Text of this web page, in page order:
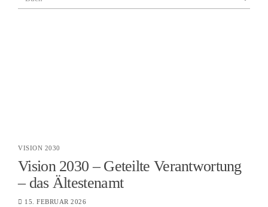
VISION 2030
Vision 2030 – Geteilte Verantwortung
– das Ältestenamt
15. FEBRUAR 2026